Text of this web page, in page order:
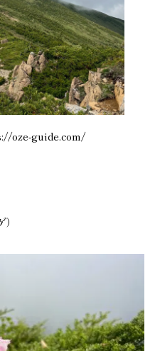
oze-guide.com/